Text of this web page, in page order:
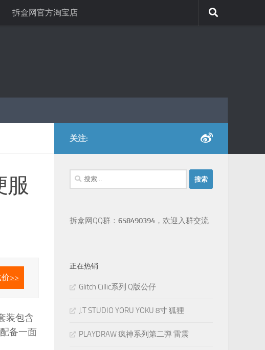
拆盒网官方淘宝店
服
>>
装包含
备一面
关注:
搜
索：
拆盒网QQ群： 658490394 ，欢迎入群交流
正在热销
Glitch Cillic系列 Q版公仔
J.T STUDIO YORU YOKU 8寸 狐狸
PLAYDRAW 疯神系列第二弹 雷震